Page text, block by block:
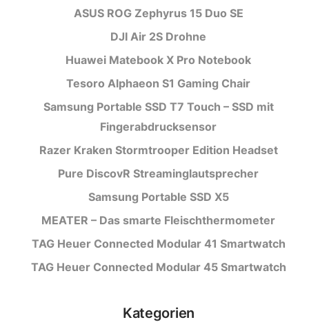
ASUS ROG Zephyrus 15 Duo SE
DJI Air 2S Drohne
Huawei Matebook X Pro Notebook
Tesoro Alphaeon S1 Gaming Chair
Samsung Portable SSD T7 Touch – SSD mit
Fingerabdrucksensor
Razer Kraken Stormtrooper Edition Headset
Pure DiscovR Streaminglautsprecher
Samsung Portable SSD X5
MEATER – Das smarte Fleischthermometer
TAG Heuer Connected Modular 41 Smartwatch
TAG Heuer Connected Modular 45 Smartwatch
Kategorien